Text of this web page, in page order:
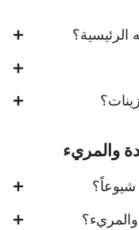
الرئيسية؟
والمريء